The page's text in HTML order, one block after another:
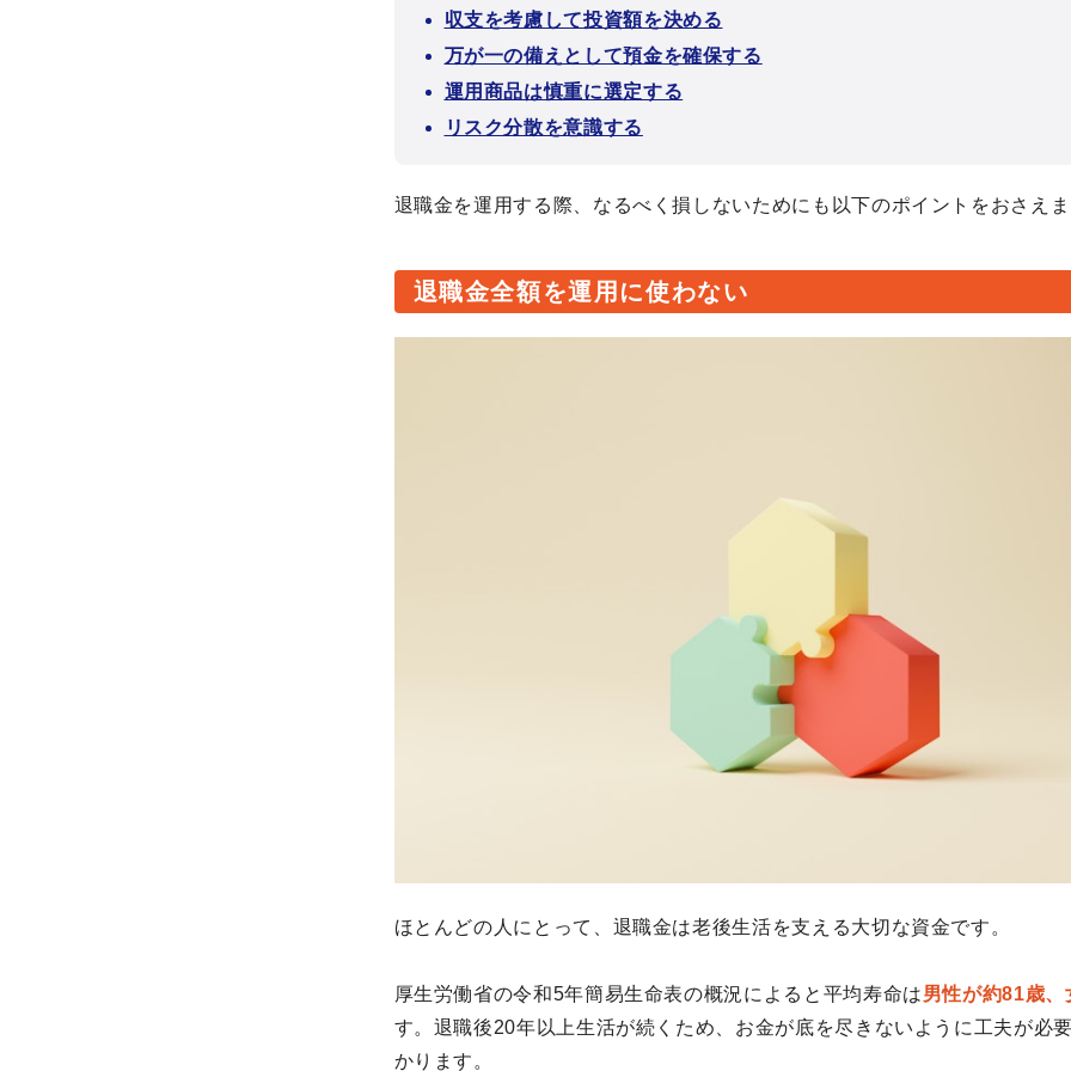
収支を考慮して投資額を決める
万が一の備えとして預金を確保する
運用商品は慎重に選定する
リスク分散を意識する
退職金を運用する際、なるべく損しないためにも以下のポイントをおさえ
退職金全額を運用に使わない
ほとんどの人にとって、退職金は老後生活を支える大切な資金です。
厚生労働省の令和5年簡易生命表の概況によると平均寿命は男性が約81歳
す。退職後20年以上生活が続くため、お金が底を尽きないように工夫が必
かります。